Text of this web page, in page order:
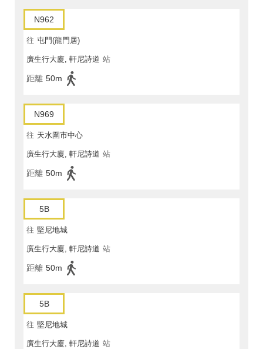
N962
往 屯門(龍門居)
廣生行大廈, 軒尼詩道 站
距離 50m
N969
往 天水圍市中心
廣生行大廈, 軒尼詩道 站
距離 50m
5B
往 堅尼地城
廣生行大廈, 軒尼詩道 站
距離 50m
5B
往 堅尼地城
廣生行大廈, 軒尼詩道 站